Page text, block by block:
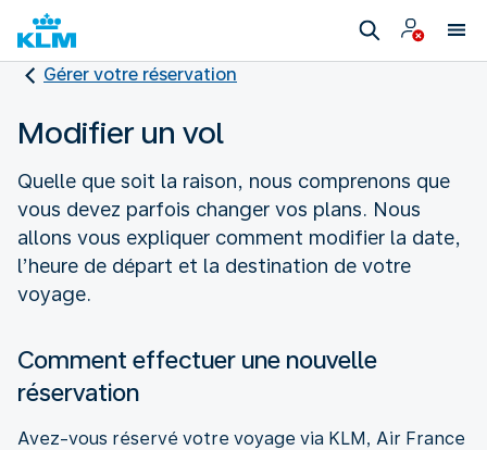
Gérer votre réservation
Modifier un vol
Quelle que soit la raison, nous comprenons que
vous devez parfois changer vos plans. Nous
allons vous expliquer comment modifier la date,
l’heure de départ et la destination de votre
voyage.
Comment effectuer une nouvelle
réservation
Avez-vous réservé votre voyage via KLM, Air France